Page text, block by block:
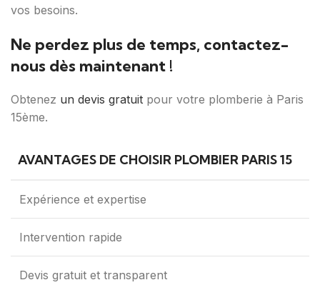
vos besoins.
Ne perdez plus de temps, contactez-
nous dès maintenant !
Obtenez un devis gratuit pour votre plomberie à Paris
15ème.
AVANTAGES DE CHOISIR PLOMBIER PARIS 15
Expérience et expertise
Intervention rapide
Devis gratuit et transparent